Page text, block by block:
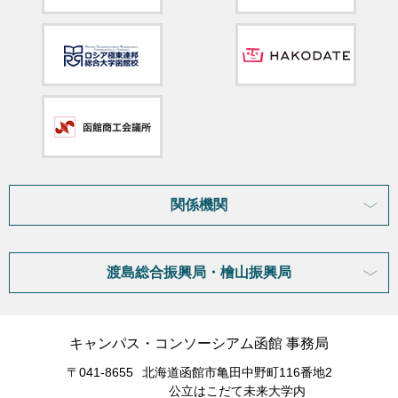
関係機関
渡島総合振興局・檜山振興局
キャンパス・コンソーシアム函館 事務局
〒041-8655
北海道函館市亀田中野町116番地2
公立はこだて未来大学内